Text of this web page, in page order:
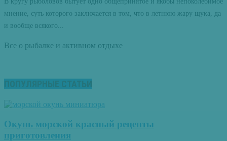
мнение, суть которого заключается в том, что в летнюю жару щука, да
и вообще всякого...
Все о рыбалке и активном отдыхе
ПОПУЛЯРНЫЕ СТАТЬИ
Окунь морской красный рецепты
приготовления